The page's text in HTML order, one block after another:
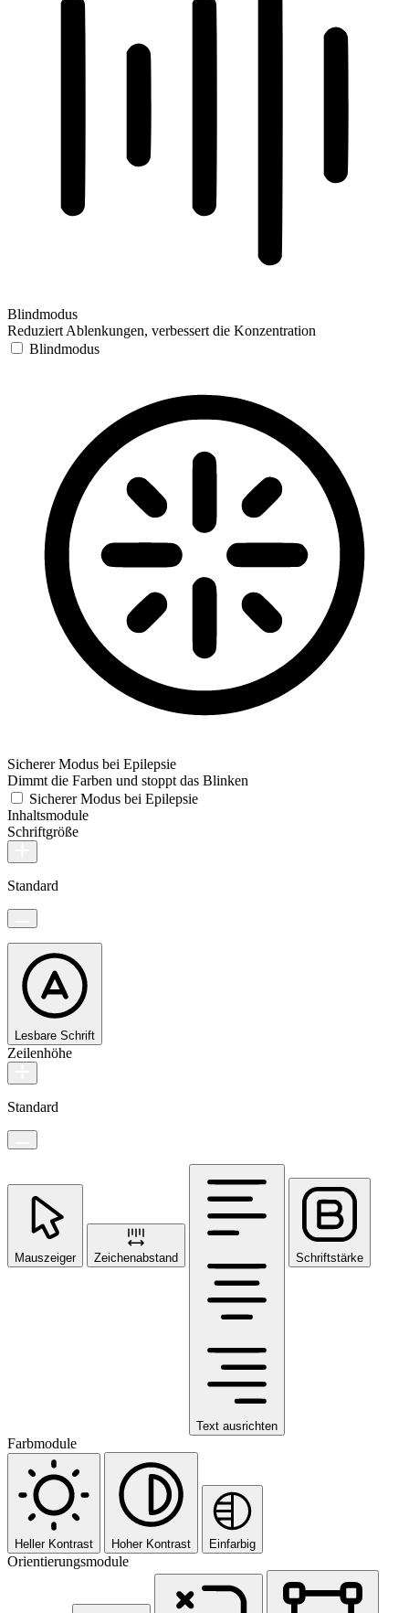
Blindmodus
Reduziert Ablenkungen, verbessert die Konzentration
Blindmodus
Sicherer Modus bei Epilepsie
Dimmt die Farben und stoppt das Blinken
Sicherer Modus bei Epilepsie
Inhaltsmodule
Schriftgröße
Standard
Lesbare Schrift
Zeilenhöhe
Standard
Mauszeiger Zeichenabstand
Text ausrichten
Schriftstärke
Farbmodule
Heller Kontrast Hoher Kontrast Einfarbig
Orientierungsmodule